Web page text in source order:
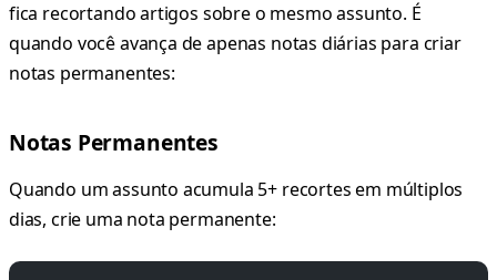
fica recortando artigos sobre o mesmo assunto. É
quando você avança de apenas notas diárias para criar
notas permanentes:
Notas Permanentes
Quando um assunto acumula 5+ recortes em múltiplos
dias, crie uma nota permanente: